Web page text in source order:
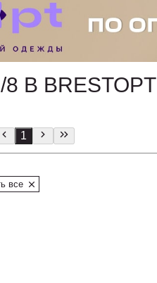
В BRESTOPT
1
все